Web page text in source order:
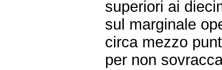
superiori ai
sul marginale
circa mezzo
per non